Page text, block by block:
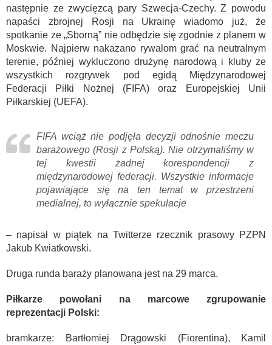
następnie ze zwycięzcą pary Szwecja-Czechy. Z powodu
napaści zbrojnej Rosji na Ukrainę wiadomo już, że
spotkanie ze „Sborną” nie odbędzie się zgodnie z planem w
Moskwie. Najpierw nakazano rywalom grać na neutralnym
terenie, później wykluczono drużynę narodową i kluby ze
wszystkich rozgrywek pod egidą Międzynarodowej
Federacji Piłki Nożnej (FIFA) oraz Europejskiej Unii
Piłkarskiej (UEFA).
FIFA wciąż nie podjęła decyzji odnośnie meczu
barażowego (Rosji z Polską). Nie otrzymaliśmy w
tej kwestii żadnej korespondencji z
międzynarodowej federacji. Wszystkie informacje
pojawiające się na ten temat w przestrzeni
medialnej, to wyłącznie spekulacje
– napisał w piątek na Twitterze rzecznik prasowy PZPN
Jakub Kwiatkowski.
Druga runda baraży planowana jest na 29 marca.
Piłkarze powołani na marcowe zgrupowanie
reprezentacji Polski:
bramkarze: Bartłomiej Drągowski (Fiorentina), Kamil